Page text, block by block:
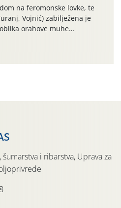
na feromonske lovke, te
Vojnić) zabilježena je
orahove muhe
brojnost može se objasniti
nasadima s vrlo malim
i ribarstva, Uprava za